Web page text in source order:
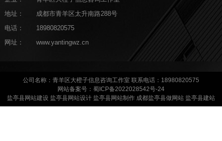
地址：
成都市青羊区太升南路288号
电话：
18980820575
网址：
www.yantingwz.cn
公司名称：青羊区大橙子信息咨询工作室 联系电话：18980820575
网站备案号：蜀ICP备2022028542号-24
盐亭县网站建设 盐亭县网站设计 盐亭县网站制作 成都盐亭县做网站 盐亭县建站